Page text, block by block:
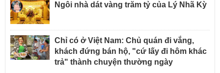
Ngôi nhà dát vàng trăm tỷ của Lý Nhã Kỳ
Chỉ có ở Việt Nam: Chủ quán đi vắng,
khách đứng bán hộ, "cứ lấy đi hôm khác
trả" thành chuyện thường ngày